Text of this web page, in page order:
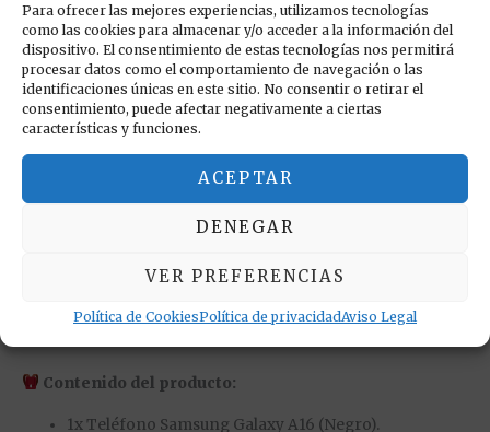
Para ofrecer las mejores experiencias, utilizamos tecnologías
como las cookies para almacenar y/o acceder a la información del
dispositivo. El consentimiento de estas tecnologías nos permitirá
procesar datos como el comportamiento de navegación o las
identificaciones únicas en este sitio. No consentir o retirar el
consentimiento, puede afectar negativamente a ciertas
características y funciones.
ACEPTAR
DENEGAR
VER PREFERENCIAS
Política de CookiesPolítica de privacidadAviso Legal
✔ Pantalla Super AMOLED:6.7 pulgadas de pura
nitidez y colores realistas.
✔ Gran Almacenamiento:128 GB internos para que
nunca te falte espacio.
✔ Rendimiento Optimizado:
✔ Diseño Elegante:Acabado moderno en color
✔ Ecosistema Samsung:
Contenido del producto:
1x Teléfono Samsung Galaxy A16 (Negro).